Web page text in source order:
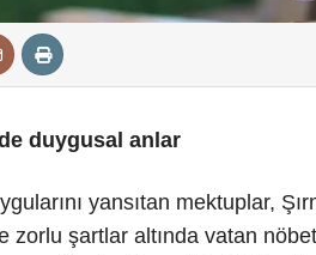
duygusal anlar
yansıtan mektuplar,
zorlu şartlar altında vatan